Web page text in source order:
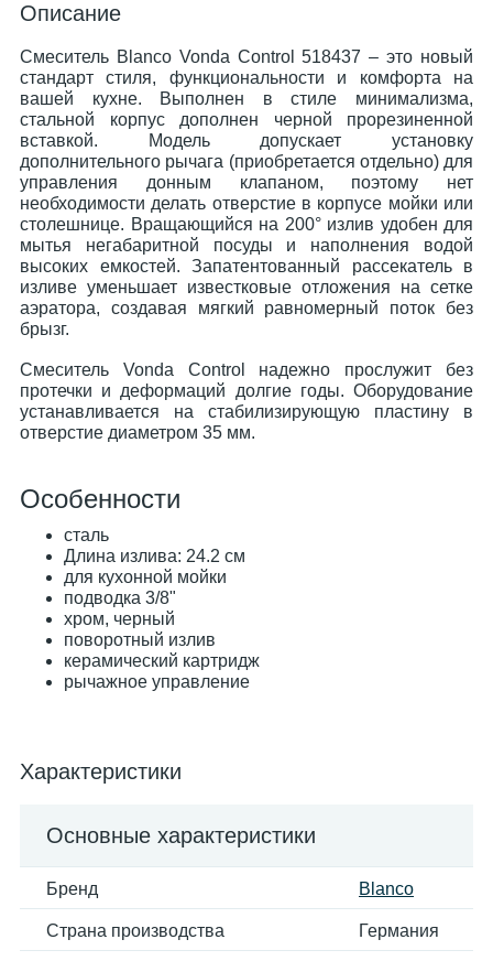
Описание
Смеситель Blanco Vonda Control 518437 – это новый
стандарт стиля, функциональности и комфорта на
вашей кухне. Выполнен в стиле минимализма,
стальной корпус дополнен черной прорезиненной
вставкой. Модель допускает установку
дополнительного рычага (приобретается отдельно) для
управления донным клапаном, поэтому нет
необходимости делать отверстие в корпусе мойки или
столешнице. Вращающийся на 200° излив удобен для
мытья негабаритной посуды и наполнения водой
высоких емкостей. Запатентованный рассекатель в
изливе уменьшает известковые отложения на сетке
аэратора, создавая мягкий равномерный поток без
брызг.
Смеситель Vonda Control надежно прослужит без
протечки и деформаций долгие годы. Оборудование
устанавливается на стабилизирующую пластину в
отверстие диаметром 35 мм.
Особенности
сталь
Длина излива: 24.2 см
для кухонной мойки
подводка 3/8"
хром, черный
поворотный излив
керамический картридж
рычажное управление
Характеристики
Основные характеристики
Бренд Blanco
Страна производства Германия